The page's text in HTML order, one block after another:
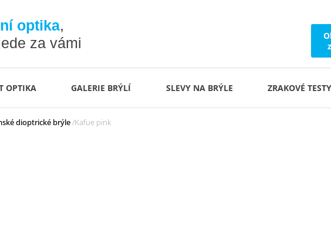
optika,
za vámi
OPTIKA GALERIE BRÝLÍ SLEVY NA BRÝLE ZRAKOVÉ TESTY
dioptrické brýle Kafue pink